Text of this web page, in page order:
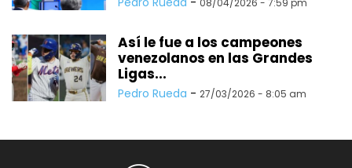
Así le fue a los campeones
venezolanos en las Grandes
Ligas...
Pedro Rueda - 27/03/2026 - 8:05 am